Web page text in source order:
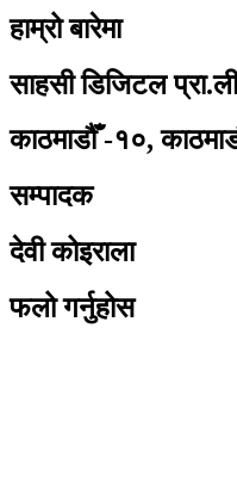
हाम्रो बारेमा
साहसी डिजिटल
काठमाडौँ -१०,
सम्पादक
देवी कोइराला
फलो गर्नुहोस